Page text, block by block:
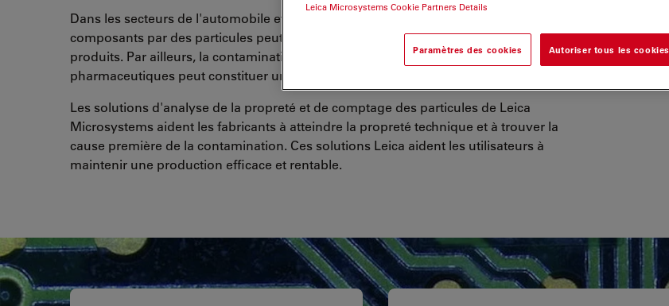
Dans les secteurs de l'automobile et de l'électronique, la contamination des
composants par des particules peut réduire les performances et la durée de vie des
produits. Par ailleurs, la contamination par particules dans les produits
pharmaceutiques peut constituer un risque majeur pour les patients.
Les solutions d'analyse de la propreté et de comptage des particules de Leica
Microsystems aident les fabricants à atteindre la propreté technique et à trouver la
cause première de la contamination. Ces solutions Leica aident les utilisateurs à
maintenir une production efficace et rentable.
Leica Microsystems Cookie Partners Details
Paramètres des cookies Autoriser tous les cookies